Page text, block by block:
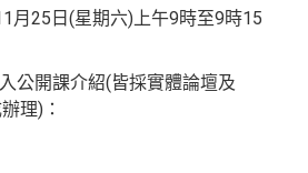
月25日(星期六)上午9時至9時15
公開課介紹(皆採實體論壇及
理)：